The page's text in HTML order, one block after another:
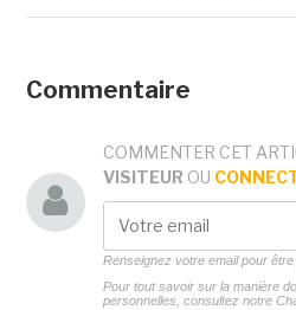
Commentaire
COMMENTER CET
VISITEUR OU
Renseignez votre email pour
Pour tout savoir sur la manière
personnelles, consultez notre